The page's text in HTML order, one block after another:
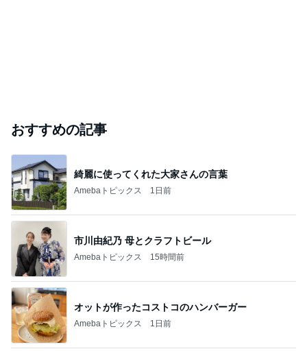
おすすめの記事
綺麗に使ってくれた大家さんの言葉
Amebaトピックス 1日前
市川由紀乃 母とクラフトビール
Amebaトピックス 15時間前
オットが作ったコストコのハンバーガー
Amebaトピックス 1日前